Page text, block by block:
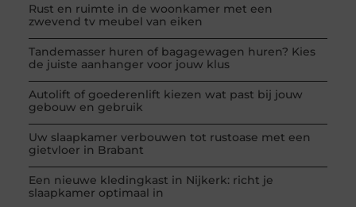
Rust en ruimte in de woonkamer met een
zwevend tv meubel van eiken
Tandemasser huren of bagagewagen huren? Kies
de juiste aanhanger voor jouw klus
Autolift of goederenlift kiezen wat past bij jouw
gebouw en gebruik
Uw slaapkamer verbouwen tot rustoase met een
gietvloer in Brabant
Een nieuwe kledingkast in Nijkerk: richt je
slaapkamer optimaal in